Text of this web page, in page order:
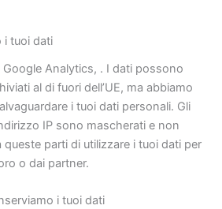
i tuoi dati
Analytics, . I dati possono
al di fuori dell’UE, ma abbiamo
i tuoi dati personali. Gli
IP sono mascherati e non
parti di utilizzare i tuoi dati per
o dai partner.
i tuoi dati